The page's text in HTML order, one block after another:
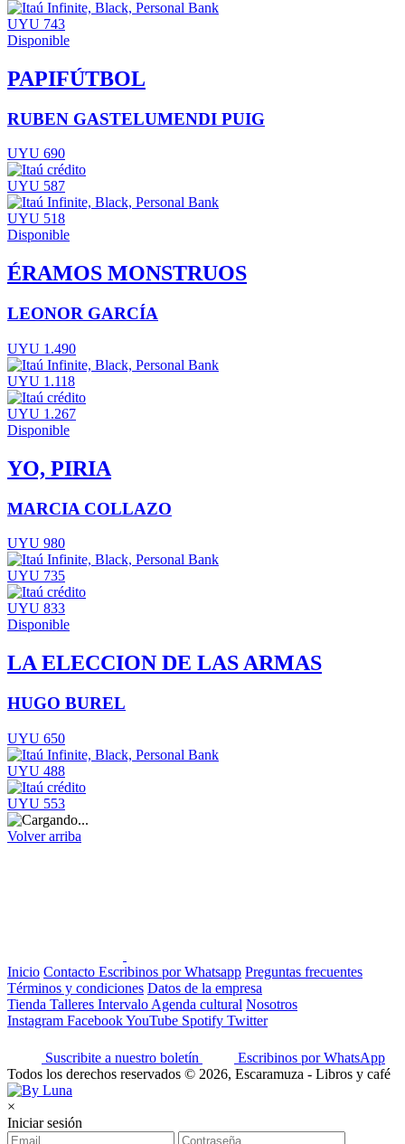
UYU 743
Disponible
PAPIFÚTBOL
RUBEN GASTELUMENDI PUIG
UYU 690
UYU 587
UYU 518
Disponible
ÉRAMOS MONSTRUOS
LEONOR GARCÍA
UYU 1.490
UYU 1.118
UYU 1.267
Disponible
YO, PIRIA
MARCIA COLLAZO
UYU 980
UYU 735
UYU 833
Disponible
LA ELECCION DE LAS ARMAS
HUGO BUREL
UYU 650
UYU 488
UYU 553
Volver arriba
Inicio Contacto Escribinos por Whatsapp Preguntas frecuentes
Términos y condiciones Datos de la empresa
Tienda Talleres Intervalo Agenda cultural Nosotros
Instagram FacebookYouTube Spotify Twitter
Suscribite a nuestro boletín
Escribinos por WhatsApp
Todos los derechos reservados © 2026, Escaramuza - Libros y café
×
Iniciar sesión